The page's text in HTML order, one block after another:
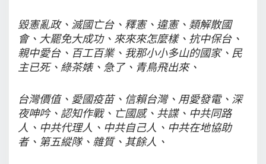
毀憲亂政、滅國亡台、釋憲、違憲、類解散國
會、大罷免大成功、來來來怎麼樣、抗中保台、
親中愛台、百工百業、我那小小多山的國家、民
主已死、綠茶婊、急了、青鳥飛出來、
台灣價值、愛國疫苗、信賴台灣、用愛發電、深
夜呻吟、認知作戰、亡國感、共諜、中共同路
人、中共代理人、中共自己人、中共在地協助
者、第五縱隊、雜質、其餘人、